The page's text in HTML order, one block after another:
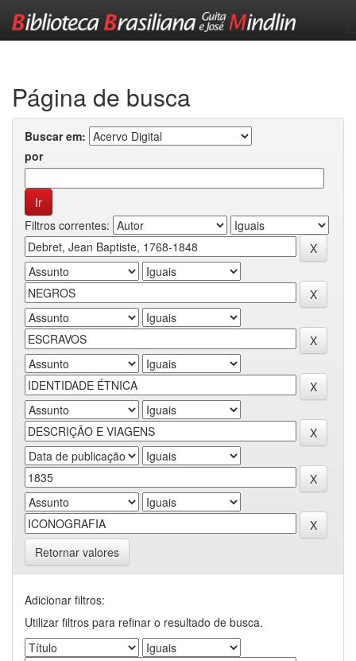
Página de busca
Buscar em:
por
Filtros correntes:
Retornar valores
Adicionar filtros:
Utilizar filtros para refinar o resultado de busca.